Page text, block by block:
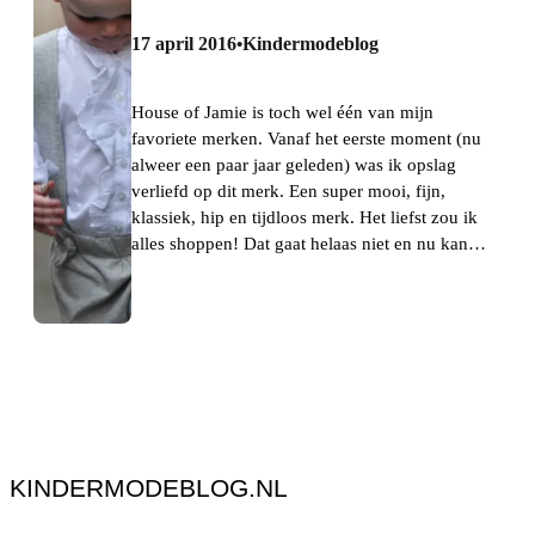
17 april 2016•Kindermodeblog
House of Jamie is toch wel één van mijn
favoriete merken. Vanaf het eerste moment (nu
alweer een paar jaar geleden) was ik opslag
verliefd op dit merk. Een super mooi, fijn,
klassiek, hip en tijdloos merk. Het liefst zou ik
alles shoppen! Dat gaat helaas niet en nu kan…
KINDERMODEBLOG.NL